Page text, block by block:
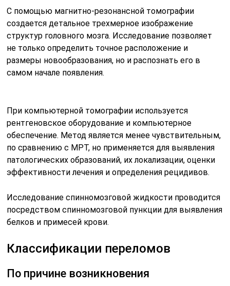
С помощью магнитно-резонансной томографии
создается детальное трехмерное изображение
структур головного мозга. Исследование позволяет
не только определить точное расположение и
размеры новообразования, но и распознать его в
самом начале появления.
При компьютерной томографии используется
рентгеновское оборудование и компьютерное
обеспечение. Метод является менее чувствительным,
по сравнению с МРТ, но применяется для выявления
патологических образований, их локализации, оценки
эффективности лечения и определения рецидивов.
Исследование спинномозговой жидкости проводится
посредством спинномозговой пункции для выявления
белков и примесей крови.
Классификации переломов
По причине возникновения